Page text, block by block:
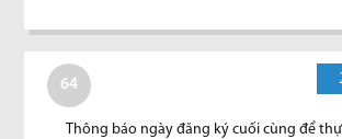
64
Thông báo ngày đăng ký cuối cùng để